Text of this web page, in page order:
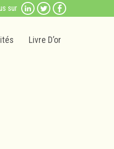
sur
Livre D’or